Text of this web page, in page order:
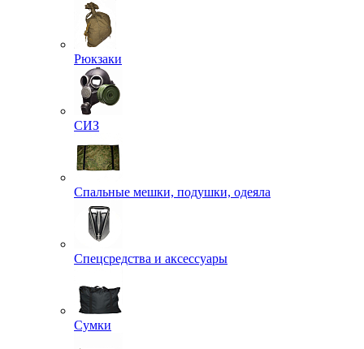
Рюкзаки
СИЗ
Спальные мешки, подушки, одеяла
Спецсредства и аксессуары
Сумки